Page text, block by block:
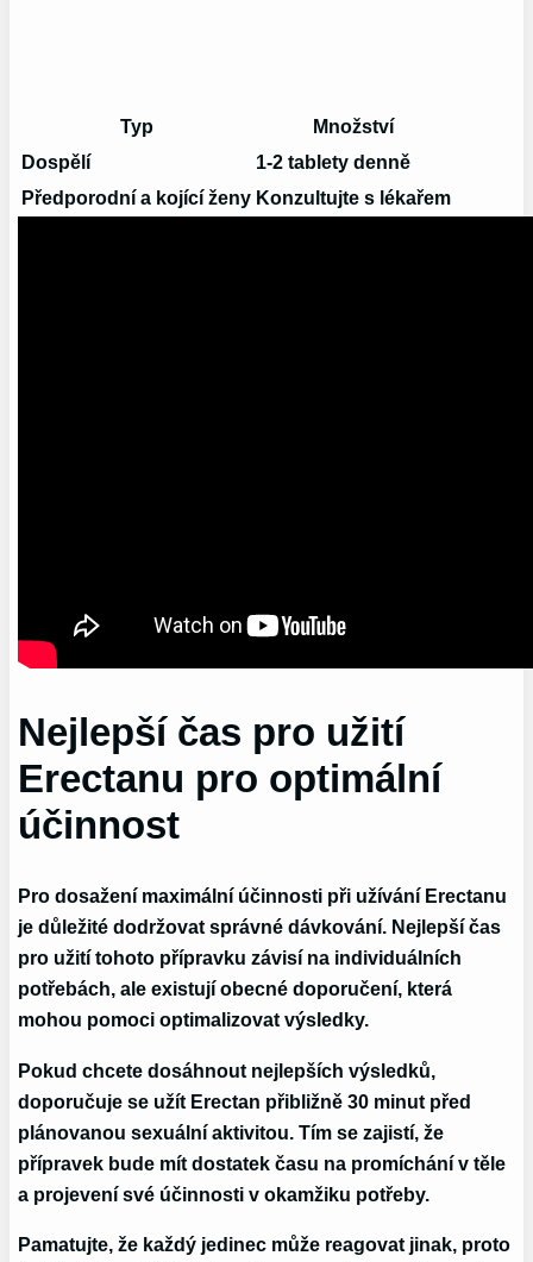
Typ
Množství
Dospělí
1-2 tablety denně
Předporodní a kojící ženy Konzultujte s lékařem
Nejlepší čas pro užití
Erectanu pro optimální
účinnost
Pro dosažení maximální účinnosti při užívání Erectanu
je důležité dodržovat správné dávkování. Nejlepší čas
pro užití tohoto přípravku závisí na individuálních
potřebách, ale existují obecné doporučení, která
mohou pomoci optimalizovat výsledky.
Pokud chcete dosáhnout nejlepších výsledků,
doporučuje se užít Erectan přibližně 30 minut před
plánovanou sexuální aktivitou. Tím se zajistí, že
přípravek bude mít dostatek času na promíchání v těle
a projevení své účinnosti v okamžiku potřeby.
Pamatujte, že každý jedinec může reagovat jinak, proto